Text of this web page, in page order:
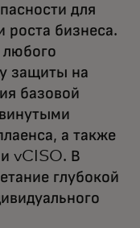
для
роста бизнеса.
защиты на
базовой
а также
vCISO. В
глубокой